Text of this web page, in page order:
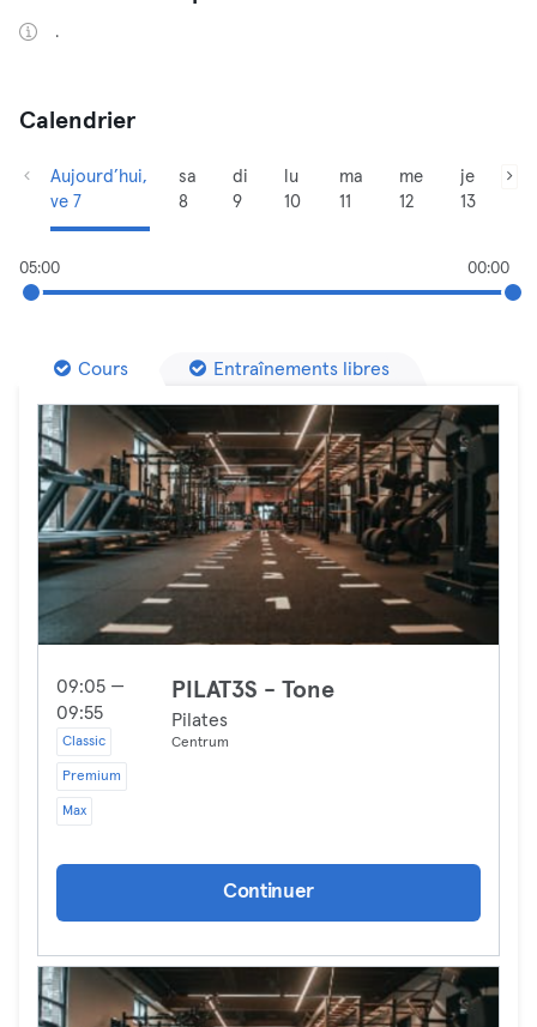
.
Calendrier
Aujourd’hui,
ve 7
sa
8
di
9
lu
10
ma
11
me
12
je
13
05:00 00:00
Cours Entraînements libres
09:05 —
09:55
Classic
Premium
Max
PILAT3S - Tone
Pilates
Centrum
Continuer